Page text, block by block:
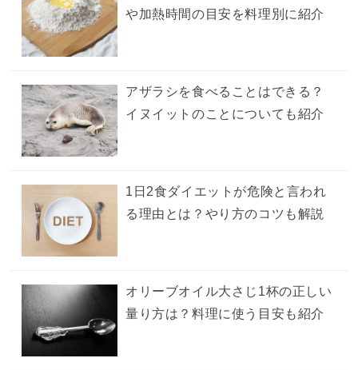
や加熱時間の目安を料理別に紹介
アザラシを食べることはできる？
イヌイットのことについても紹介
1日2食ダイエットが危険と言われ
る理由とは？やり方のコツも解説
オリーブオイル大さじ1杯の正しい
量り方は？料理に使う目安も紹介